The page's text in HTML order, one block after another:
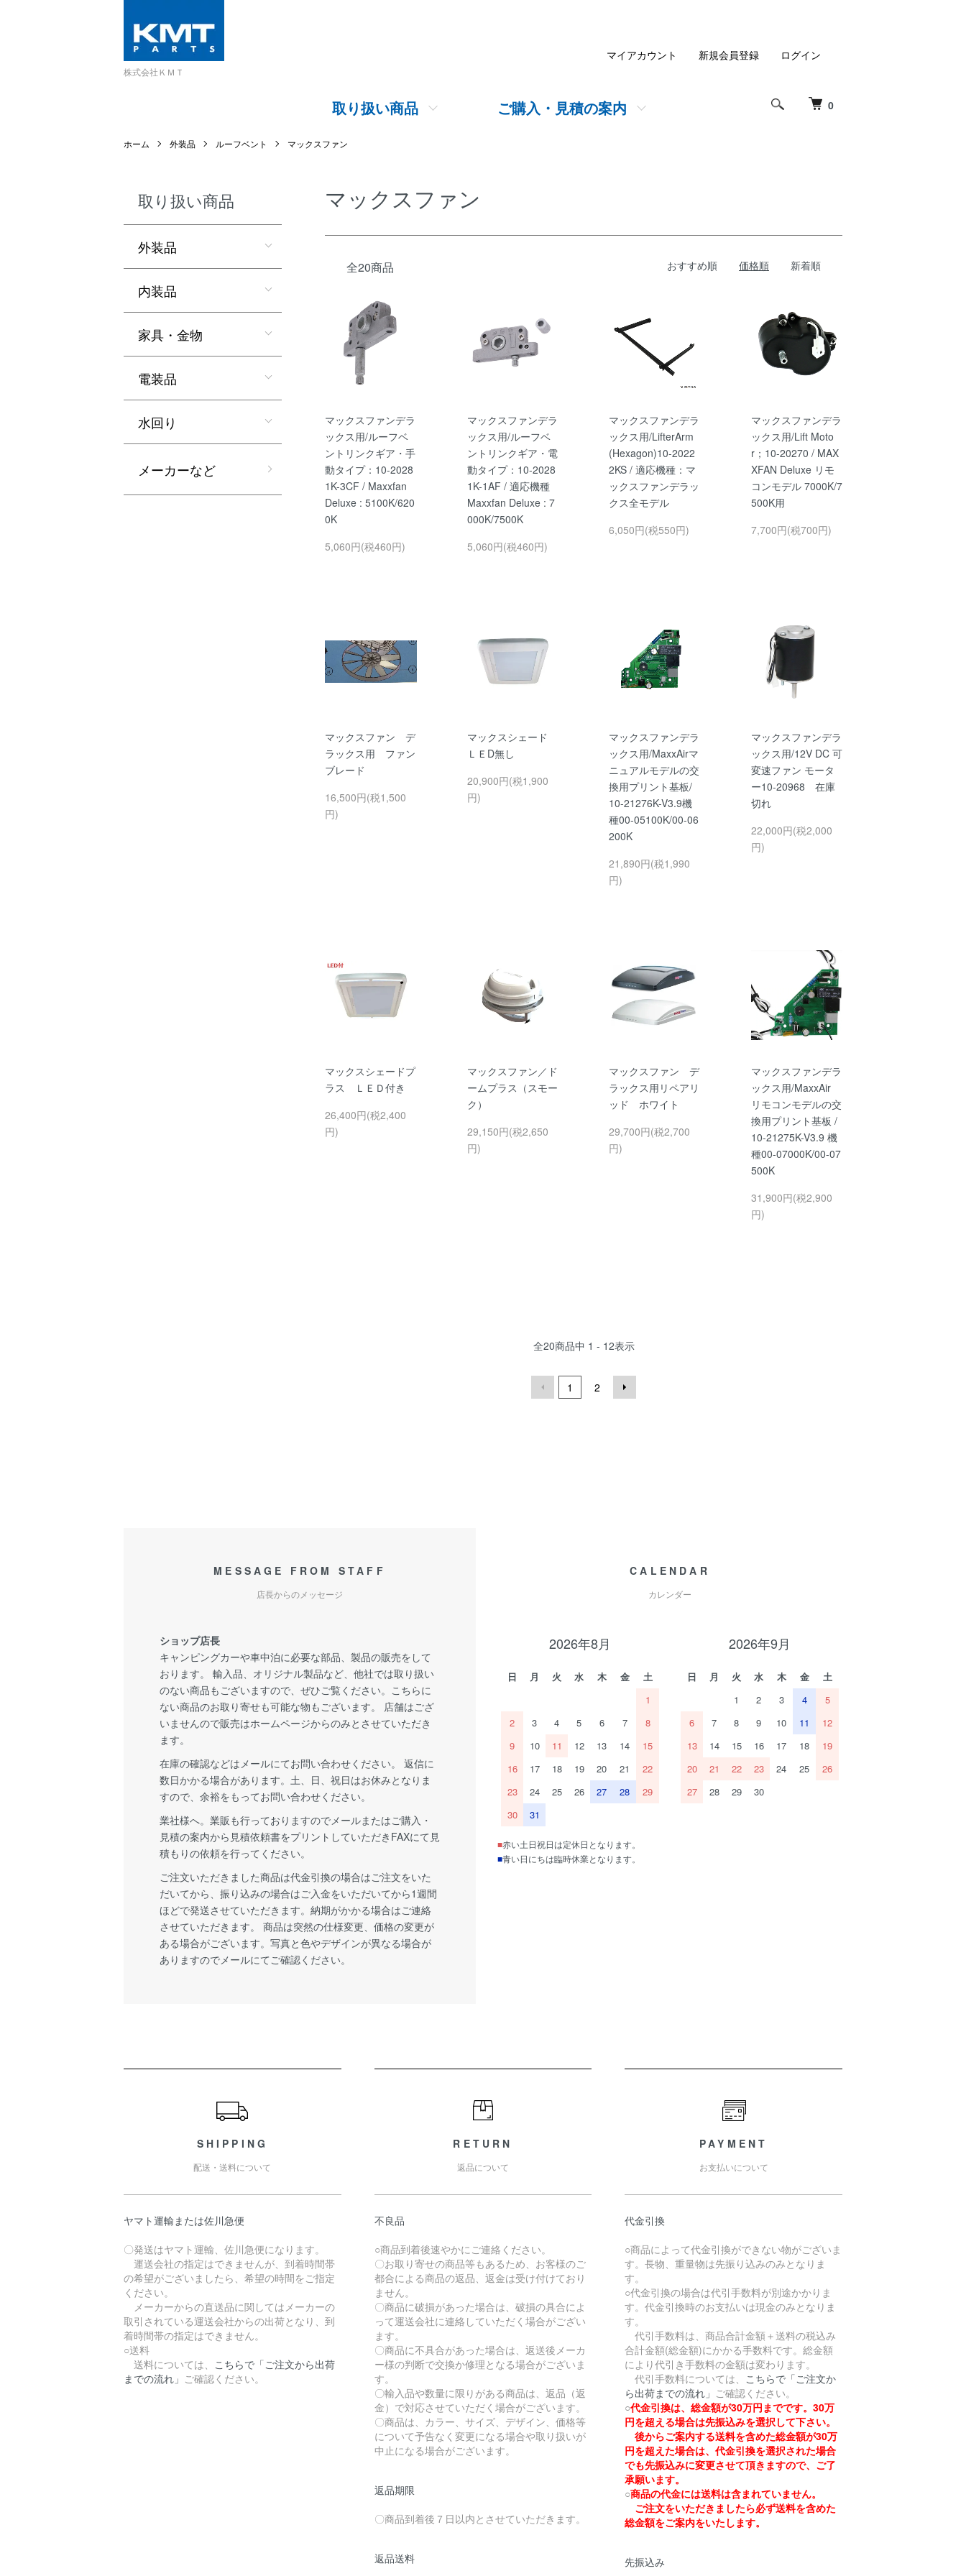
株式会社ＫＭＴ
0
取り扱い商品 ご購入・見積の案内
マイアカウント 新規会員登録 ログイン
ホーム 外装品 ルーフベント マックスファン
マックスファン
全20商品 おすすめ順 価格順 新着順
マックスファンデラ
ックス用/ルーフベ
ントリンクギア・手
動タイプ：10-2028
1K-3CF / Maxxfan
Deluxe : 5100K/620
0K
5,060円(税460円)
マックスファンデラ
ックス用/ルーフベ
ントリンクギア・電
動タイプ：10-2028
1K-1AF / 適応機種
Maxxfan Deluxe : 7
000K/7500K
5,060円(税460円)
マックスファンデラ
ックス用/LifterArm
(Hexagon)10-2022
2KS / 適応機種：マ
ックスファンデラッ
クス全モデル
6,050円(税550円)
マックスファンデラ
ックス用/Lift Moto
r；10-20270 / MAX
XFAN Deluxe リモ
コンモデル 7000K/7
500K用
7,700円(税700円)
マックスファン デ
ラックス用 ファン
ブレード
16,500円(税1,500
円)
マックスシェード
ＬＥD無し
20,900円(税1,900
円)
マックスファンデラ
ックス用/MaxxAirマ
ニュアルモデルの交
換用プリント基板/
10-21276K-V3.9機
種00-05100K/00-06
200K
21,890円(税1,990
円)
マックスファンデラ
ックス用/12V DC 可
変速ファン モータ
ー10-20968 在庫
切れ
22,000円(税2,000
円)
マックスシェードプ
ラス ＬＥＤ付き
26,400円(税2,400
円)
マックスファン／ド
ームプラス（スモー
ク）
29,150円(税2,650
円)
マックスファン デ
ラックス用リペアリ
ッド ホワイト
29,700円(税2,700
円)
マックスファンデラ
ックス用/MaxxAir
リモコンモデルの交
換用プリント基板 /
10-21275K-V3.9 機
種00-07000K/00-07
500K
31,900円(税2,900
円)
全20商品中 1 - 12表示
1 2
取り扱い商品
外装品
内装品
家具・金物
電装品
水回り
メーカーなど
MESSAGE FROM STAFF
店長からのメッセージ
ショップ店長
キャンピングカーや車中泊に必要な部品、製品の販売をして
おります。 輸入品、オリジナル製品など、他社では取り扱い
のない商品もございますので、ぜひご覧ください。こちらに
ない商品のお取り寄せも可能な物もございます。 店舗はござ
いませんので販売はホームページからのみとさせていただき
ます。
在庫の確認などはメールにてお問い合わせください。 返信に
数日かかる場合があります。土、日、祝日はお休みとなりま
すので、余裕をもってお問い合わせください。
業社様へ。業販も行っておりますのでメールまたはご購入・
見積の案内から見積依頼書をプリントしていただきFAXにて見
積もりの依頼を行ってください。
ご注文いただきました商品は代金引換の場合はご注文をいた
だいてから、振り込みの場合はご入金をいただいてから1週間
ほどで発送させていただきます。納期がかかる場合はご連絡
させていただきます。 商品は突然の仕様変更、価格の変更が
ある場合がございます。写真と色やデザインが異なる場合が
ありますのでメールにてご確認ください。
CALENDAR
カレンダー
2026年8月
日 月 火 水 木 金
土
1
2
3 4 5 6 7
8
9
10 11 12 13 14
15
16
17 18 19 20 21
22
23
24 25 26 27 28
29
30
31
2026年9月
日 月 火 水 木 金
土
1
2 3 4
5
6
7 8 9 10 11
12
13
14 15 16 17 18
19
20
21 22 23 24 25
26
27
28 29 30
■赤い土日祝日は定休日となります。
■青い日にちは臨時休業となります。
SHIPPING
配送・送料について
ヤマト運輸または佐川急便
〇発送はヤマト運輸、佐川急便になります。
運送会社の指定はできませんが、到着時間帯
の希望がございましたら、希望の時間をご指定
ください。
メーカーからの直送品に関してはメーカーの
取引されている運送会社からの出荷となり、到
着時間帯の指定はできません。
○送料
送料については、 こちらで「ご注文から出荷
までの流れ」 ご確認ください。
RETURN
返品について
不良品
○商品到着後速やかにご連絡ください。
〇お取り寄せの商品等もあるため、お客様のご
都合による商品の返品、返金は受け付けており
ません。
〇商品に破損があった場合は、破損の具合によ
って運送会社に連絡していただく場合がござい
ます。
〇商品に不具合があった場合は、返送後メーカ
ー様の判断で交換か修理となる場合がございま
す。
〇輸入品や数量に限りがある商品は、返品（返
金）で対応させていただく場合がございます。
〇商品は、カラー、サイズ、デザイン、価格等
について予告なく変更になる場合や取り扱いが
中止になる場合がございます。
返品期限
〇商品到着後７日以内とさせていただきます。
返品送料
PAYMENT
お支払いについて
代金引換
○商品によって代金引換ができない物がございま
す。長物、重量物は先振り込みのみとなりま
す。
○代金引換の場合は代引手数料が別途かかりま
す。代金引換時のお支払いは現金のみとなりま
す。
代引手数料は、商品合計金額＋送料の税込み
合計金額(総金額)にかかる手数料です。総金額
により代引き手数料の金額は変わります。
代引手数料については、 こちらで「ご注文か
ら出荷までの流れ」 ご確認ください。
○代金引換は、総金額が30万円までです。30万
円を超える場合は先振込みを選択して下さい。
後からご案内する送料を含めた総金額が30万
円を超えた場合は、代金引換を選択された場合
でも先振込みに変更させて頂きますので、ご了
承願います。
○商品の代金には送料は含まれていません。
ご注文をいただきましたら必ず送料を含めた
総金額をご案内をいたします。
先振込み